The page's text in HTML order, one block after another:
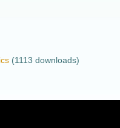
(1113 downloads)